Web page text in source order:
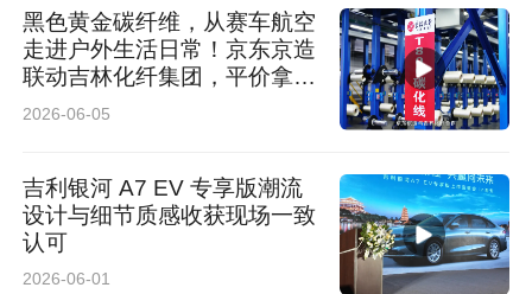
黑色黄金碳纤维，从赛车航空
走进户外生活日常！京东京造
联动吉林化纤集团，平价拿下
轻量化好物
2026-06-05
吉利银河 A7 EV 专享版潮流
设计与细节质感收获现场一致
认可
2026-06-01